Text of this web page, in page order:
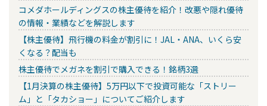
コメダホールディングスの株主優待を紹介！改悪や隠れ優待
の情報・業績などを解説します
【株主優待】飛行機の料金が割引に！JAL・ANA、いくら安
くなる？配当も
株主優待でメガネを割引で購入できる！銘柄3選
【1月決算の株主優待】5万円以下で投資可能な「ストリー
ム」と「タカショー」についてご紹介します